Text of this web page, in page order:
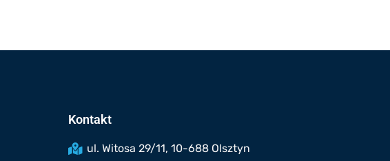
Kontakt
ul. Witosa 29/11, 10-688 Olsztyn